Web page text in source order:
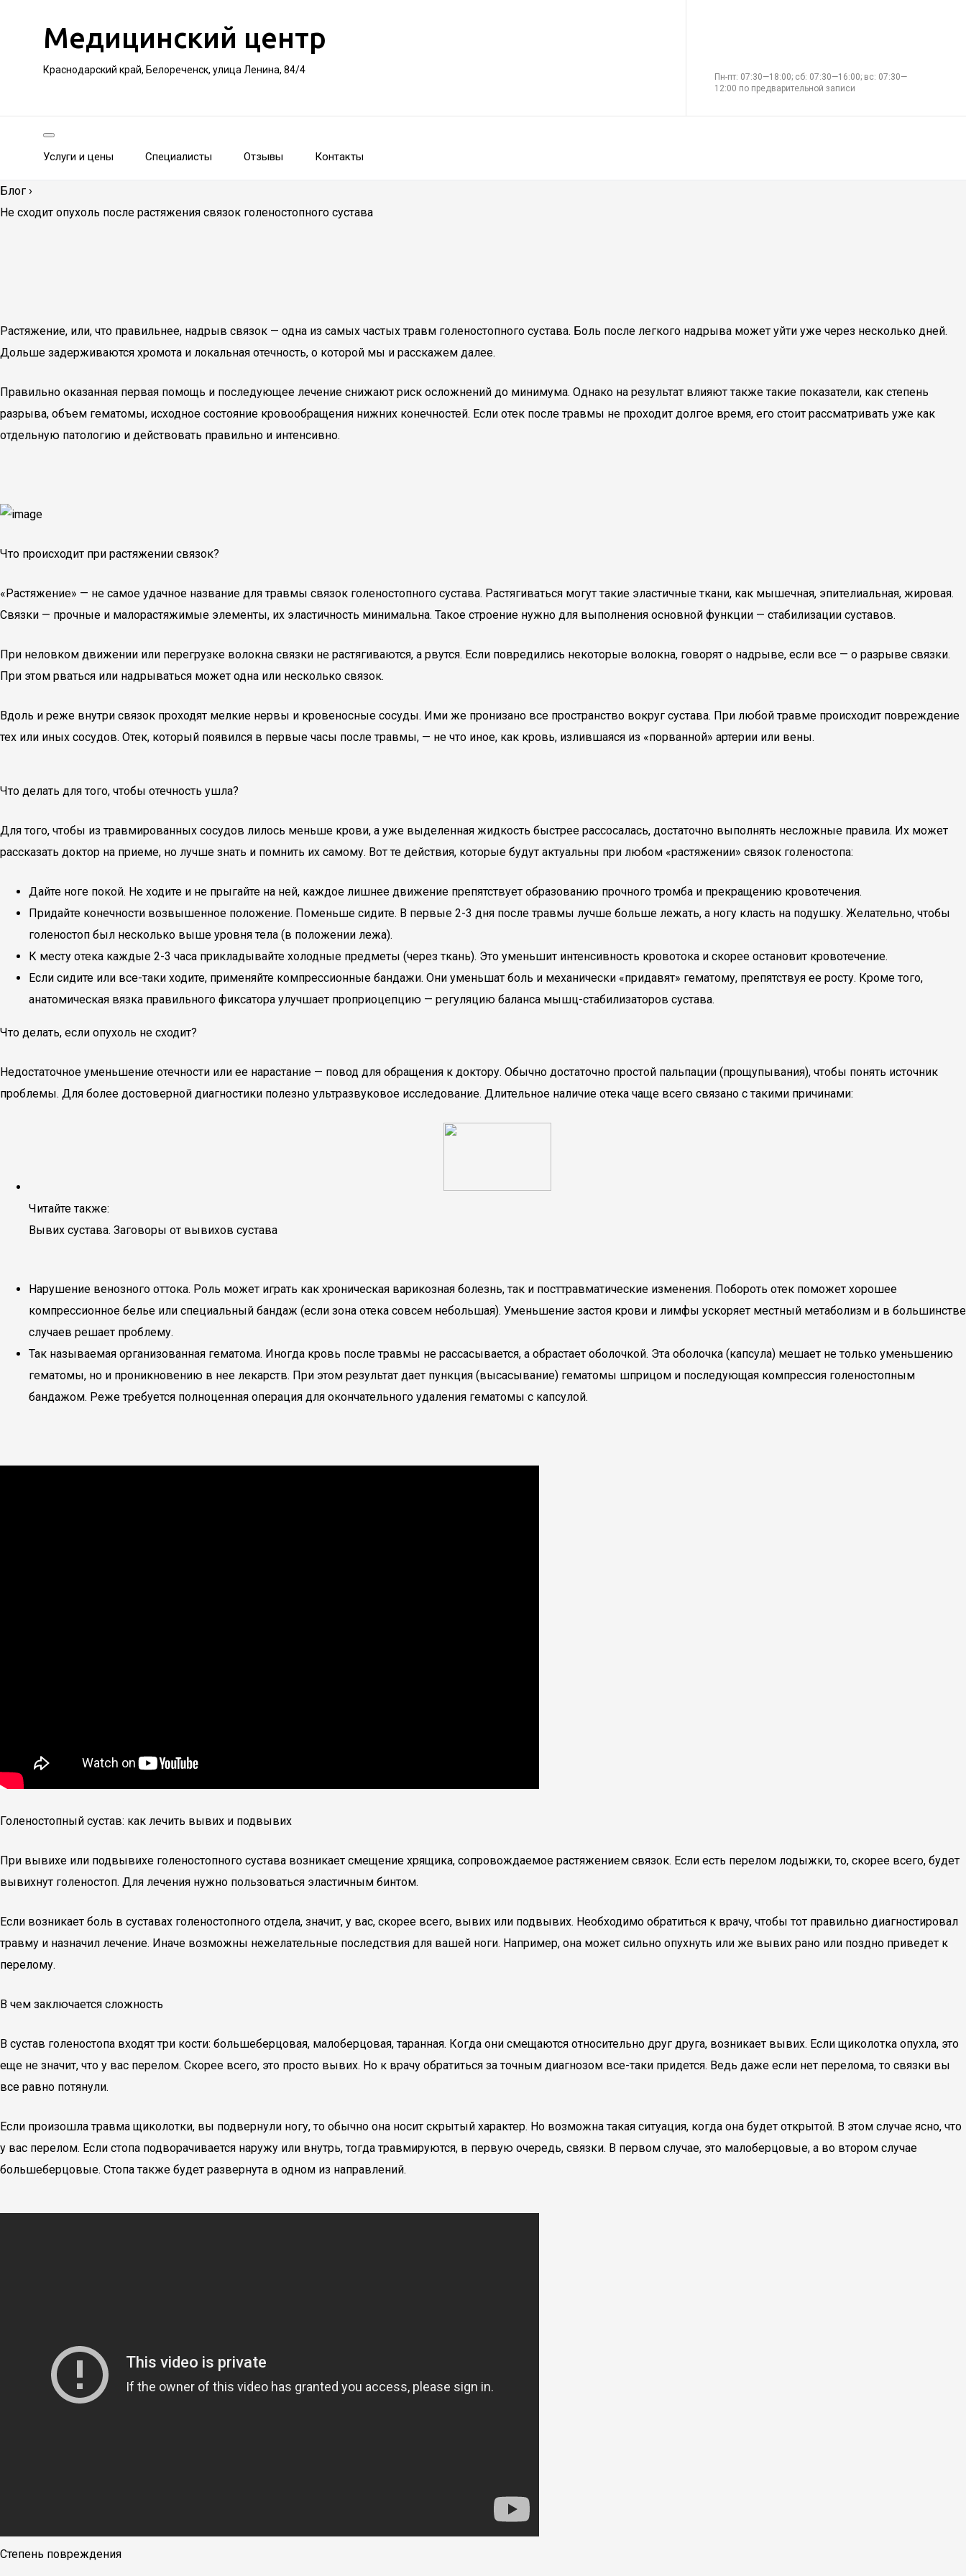
Медицинский центр
Краснодарский край, Белореченск, улица Ленина, 84/4
Пн-пт: 07:30—18:00; сб: 07:30—16:00; вс: 07:30—
12:00 по предварительной записи
Услуги и цены Специалисты Отзывы Контакты
Блог ›
Не сходит опухоль после растяжения связок голеностопного сустава
Растяжение, или, что правильнее, надрыв связок — одна из самых частых травм голеностопного сустава. Боль после легкого надрыва может уйти уже через несколько дней.
Дольше задерживаются хромота и локальная отечность, о которой мы и расскажем далее.
Правильно оказанная первая помощь и последующее лечение снижают риск осложнений до минимума. Однако на результат влияют также такие показатели, как степень
разрыва, объем гематомы, исходное состояние кровообращения нижних конечностей. Если отек после травмы не проходит долгое время, его стоит рассматривать уже как
отдельную патологию и действовать правильно и интенсивно.
Что происходит при растяжении связок?
«Растяжение» — не самое удачное название для травмы связок голеностопного сустава. Растягиваться могут такие эластичные ткани, как мышечная, эпителиальная, жировая.
Связки — прочные и малорастяжимые элементы, их эластичность минимальна. Такое строение нужно для выполнения основной функции — стабилизации суставов.
При неловком движении или перегрузке волокна связки не растягиваются, а рвутся. Если повредились некоторые волокна, говорят о надрыве, если все — о разрыве связки.
При этом рваться или надрываться может одна или несколько связок.
Вдоль и реже внутри связок проходят мелкие нервы и кровеносные сосуды. Ими же пронизано все пространство вокруг сустава. При любой травме происходит повреждение
тех или иных сосудов. Отек, который появился в первые часы после травмы, — не что иное, как кровь, излившаяся из «порванной» артерии или вены.
Что делать для того, чтобы отечность ушла?
Для того, чтобы из травмированных сосудов лилось меньше крови, а уже выделенная жидкость быстрее рассосалась, достаточно выполнять несложные правила. Их может
рассказать доктор на приеме, но лучше знать и помнить их самому. Вот те действия, которые будут актуальны при любом «растяжении» связок голеностопа:
Дайте ноге покой. Не ходите и не прыгайте на ней, каждое лишнее движение препятствует образованию прочного тромба и прекращению кровотечения.
Придайте конечности возвышенное положение. Поменьше сидите. В первые 2-3 дня после травмы лучше больше лежать, а ногу класть на подушку. Желательно, чтобы
голеностоп был несколько выше уровня тела (в положении лежа).
К месту отека каждые 2-3 часа прикладывайте холодные предметы (через ткань). Это уменьшит интенсивность кровотока и скорее остановит кровотечение.
Если сидите или все-таки ходите, применяйте компрессионные бандажи. Они уменьшат боль и механически «придавят» гематому, препятствуя ее росту. Кроме того,
анатомическая вязка правильного фиксатора улучшает проприоцепцию — регуляцию баланса мышц-стабилизаторов сустава.
Что делать, если опухоль не сходит?
Недостаточное уменьшение отечности или ее нарастание — повод для обращения к доктору. Обычно достаточно простой пальпации (прощупывания), чтобы понять источник
проблемы. Для более достоверной диагностики полезно ультразвуковое исследование. Длительное наличие отека чаще всего связано с такими причинами:
Читайте также:
Вывих сустава. Заговоры от вывихов сустава
Нарушение венозного оттока. Роль может играть как хроническая варикозная болезнь, так и посттравматические изменения. Побороть отек поможет хорошее
компрессионное белье или специальный бандаж (если зона отека совсем небольшая). Уменьшение застоя крови и лимфы ускоряет местный метаболизм и в большинстве
случаев решает проблему.
Так называемая организованная гематома. Иногда кровь после травмы не рассасывается, а обрастает оболочкой. Эта оболочка (капсула) мешает не только уменьшению
гематомы, но и проникновению в нее лекарств. При этом результат дает пункция (высасывание) гематомы шприцом и последующая компрессия голеностопным
бандажом. Реже требуется полноценная операция для окончательного удаления гематомы с капсулой.
Голеностопный сустав: как лечить вывих и подвывих
При вывихе или подвывихе голеностопного сустава возникает смещение хрящика, сопровождаемое растяжением связок. Если есть перелом лодыжки, то, скорее всего, будет
вывихнут голеностоп. Для лечения нужно пользоваться эластичным бинтом.
Если возникает боль в суставах голеностопного отдела, значит, у вас, скорее всего, вывих или подвывих. Необходимо обратиться к врачу, чтобы тот правильно диагностировал
травму и назначил лечение. Иначе возможны нежелательные последствия для вашей ноги. Например, она может сильно опухнуть или же вывих рано или поздно приведет к
перелому.
В чем заключается сложность
В сустав голеностопа входят три кости: большеберцовая, малоберцовая, таранная. Когда они смещаются относительно друг друга, возникает вывих. Если щиколотка опухла, это
еще не значит, что у вас перелом. Скорее всего, это просто вывих. Но к врачу обратиться за точным диагнозом все-таки придется. Ведь даже если нет перелома, то связки вы
все равно потянули.
Если произошла травма щиколотки, вы подвернули ногу, то обычно она носит скрытый характер. Но возможна такая ситуация, когда она будет открытой. В этом случае ясно, что
у вас перелом. Если стопа подворачивается наружу или внутрь, тогда травмируются, в первую очередь, связки. В первом случае, это малоберцовые, а во втором случае
большеберцовые. Стопа также будет развернута в одном из направлений.
Степень повреждения